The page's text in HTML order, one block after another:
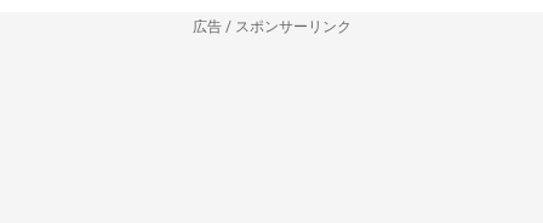
広告 / スポンサーリンク